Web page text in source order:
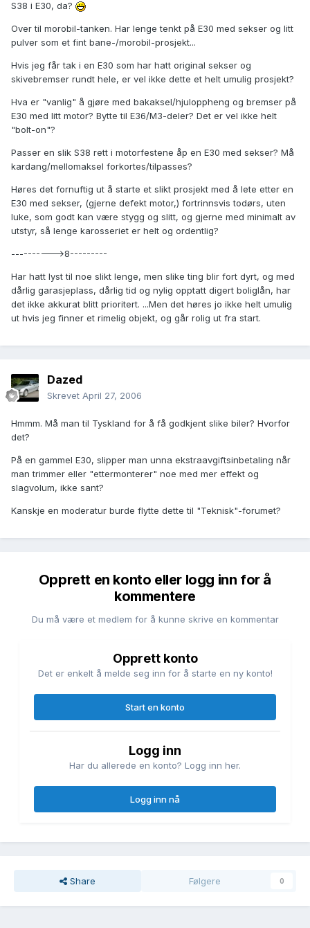
S38 i E30, da?
Over til morobil-tanken. Har lenge tenkt på E30 med sekser og litt
pulver som et fint bane-/morobil-prosjekt...
Hvis jeg får tak i en E30 som har hatt original sekser og
skivebremser rundt hele, er vel ikke dette et helt umulig prosjekt?
Hva er "vanlig" å gjøre med bakaksel/hjuloppheng og bremser på
E30 med litt motor? Bytte til E36/M3-deler? Det er vel ikke helt
"bolt-on"?
Passer en slik S38 rett i motorfestene åp en E30 med sekser? Må
kardang/mellomaksel forkortes/tilpasses?
Høres det fornuftig ut å starte et slikt prosjekt med å lete etter en
E30 med sekser, (gjerne defekt motor,) fortrinnsvis todørs, uten
luke, som godt kan være stygg og slitt, og gjerne med minimalt av
utstyr, så lenge karosseriet er helt og ordentlig?
---------->8---------
Har hatt lyst til noe slikt lenge, men slike ting blir fort dyrt, og med
dårlig garasjeplass, dårlig tid og nylig opptatt digert boliglån, har
det ikke akkurat blitt prioritert. ...Men det høres jo ikke helt umulig
ut hvis jeg finner et rimelig objekt, og går rolig ut fra start.
Dazed
Skrevet April 27, 2006
Hmmm. Må man til Tyskland for å få godkjent slike biler? Hvorfor
det?
På en gammel E30, slipper man unna ekstraavgiftsinbetaling når
man trimmer eller "ettermonterer" noe med mer effekt og
slagvolum, ikke sant?
Kanskje en moderatur burde flytte dette til "Teknisk"-forumet?
Opprett en konto eller logg inn for å
kommentere
Du må være et medlem for å kunne skrive en kommentar
Opprett konto
Det er enkelt å melde seg inn for å starte en ny konto!
Start en konto
Logg inn
Har du allerede en konto? Logg inn her.
Logg inn nå
Share Følgere 0